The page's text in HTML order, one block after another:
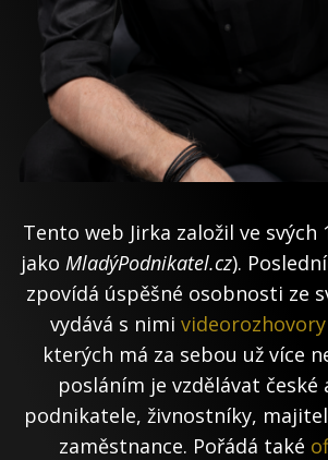
Tento web Jirka založil ve svých
jako MladýPodnikatel.cz).
zpovídá úspěšné osobnosti ze
vydává s nimi videorozhovory
kterých má za sebou už více
posláním je vzdělávat české
podnikatele, živnostníky,
zaměstnance. Pořádá také